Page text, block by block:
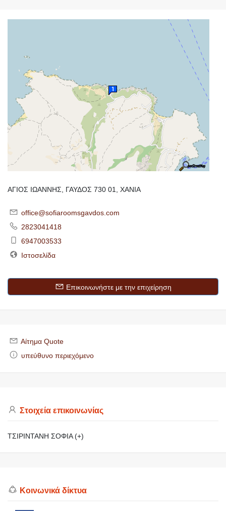
ΑΓΙΟΣ ΙΩΑΝΝΗΣ, ΓΑΥΔΟΣ 730 01, ΧΑΝΙΑ
office@sofiaroomsgavdos.com
2823041418
6947003533
Ιστοσελίδα
Επικοινωνήστε με την επιχείρηση
Αίτημα Quote
υπεύθυνο περιεχόμενο
Στοιχεία επικοινωνίας
ΤΣΙΡΙΝΤΑΝΗ ΣΟΦΙΑ (+)
Κοινωνικά δίκτυα